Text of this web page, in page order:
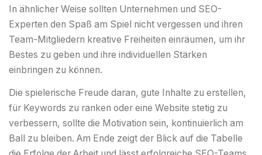
In ähnlicher Weise sollten Unternehmen und SEO-
Experten den Spaß am Spiel nicht vergessen und ihren
Team-Mitgliedern kreative Freiheiten einräumen, um ihr
Bestes zu geben und ihre individuellen Stärken
einbringen zu können.
Die spielerische Freude daran, gute Inhalte zu erstellen,
für Keywords zu ranken oder eine Website stetig zu
verbessern, sollte die Motivation sein, kontinuierlich am
Ball zu bleiben. Am Ende zeigt der Blick auf die Tabelle